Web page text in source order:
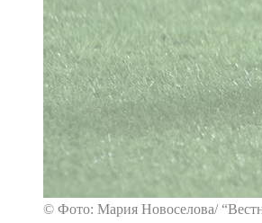
© Фото: Мария Новоселова/